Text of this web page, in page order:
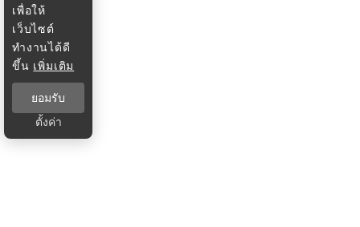
เพื่อให้
เว็บไซต์
ทำงานได้ดี
ขึ้น เพิ่มเติม
ยอมรับ
ตั้งค่า